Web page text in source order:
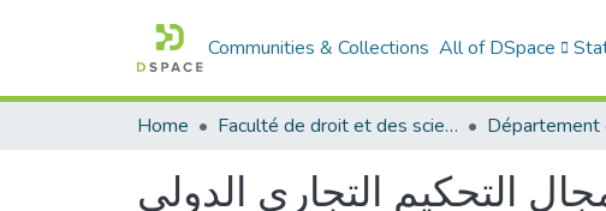
Communities & Collections All of DSpace
Home Faculté de droit et des sciences politiques Département
التحكيم التجاري الدولي